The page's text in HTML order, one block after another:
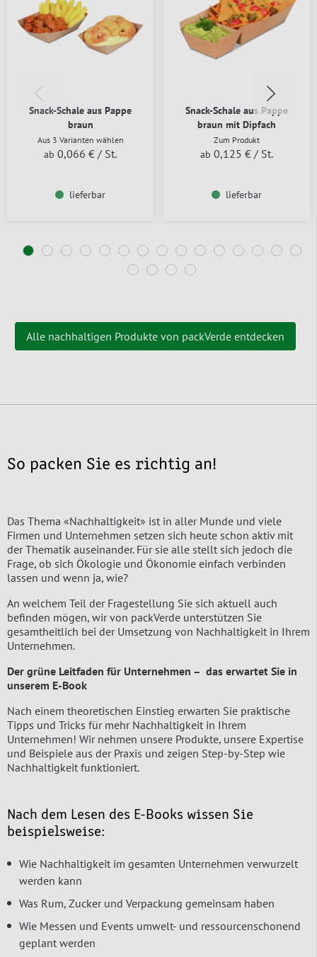
Snack-Schale aus Pappe
braun
Aus 3 Varianten wählen
ab 0,066 € / St.
lieferbar
Snack-Schale aus Pappe
braun mit Dipfach
Zum Produkt
ab 0,125 € / St.
lieferbar
Alle nachhaltigen Produkte von packVerde entdecken
So packen Sie es richtig an!
Das Thema «Nachhaltigkeit» ist in aller Munde und viele
Firmen und Unternehmen setzen sich heute schon aktiv mit
der Thematik auseinander. Für sie alle stellt sich jedoch die
Frage, ob sich Ökologie und Ökonomie einfach verbinden
lassen und wenn ja, wie?
An welchem Teil der Fragestellung Sie sich aktuell auch
befinden mögen, wir von packVerde unterstützen Sie
gesamtheitlich bei der Umsetzung von Nachhaltigkeit in Ihrem
Unternehmen.
Der grüne Leitfaden für Unternehmen – das erwartet Sie in
unserem E-Book
Nach einem theoretischen Einstieg erwarten Sie praktische
Tipps und Tricks für mehr Nachhaltigkeit in Ihrem
Unternehmen! Wir nehmen unsere Produkte, unsere Expertise
und Beispiele aus der Praxis und zeigen Step-by-Step wie
Nachhaltigkeit funktioniert.
Nach dem Lesen des E-Books wissen Sie
beispielsweise:
Wie Nachhaltigkeit im gesamten Unternehmen verwurzelt
werden kann
Was Rum, Zucker und Verpackung gemeinsam haben
Wie Messen und Events umwelt- und ressourcenschonend
geplant werden